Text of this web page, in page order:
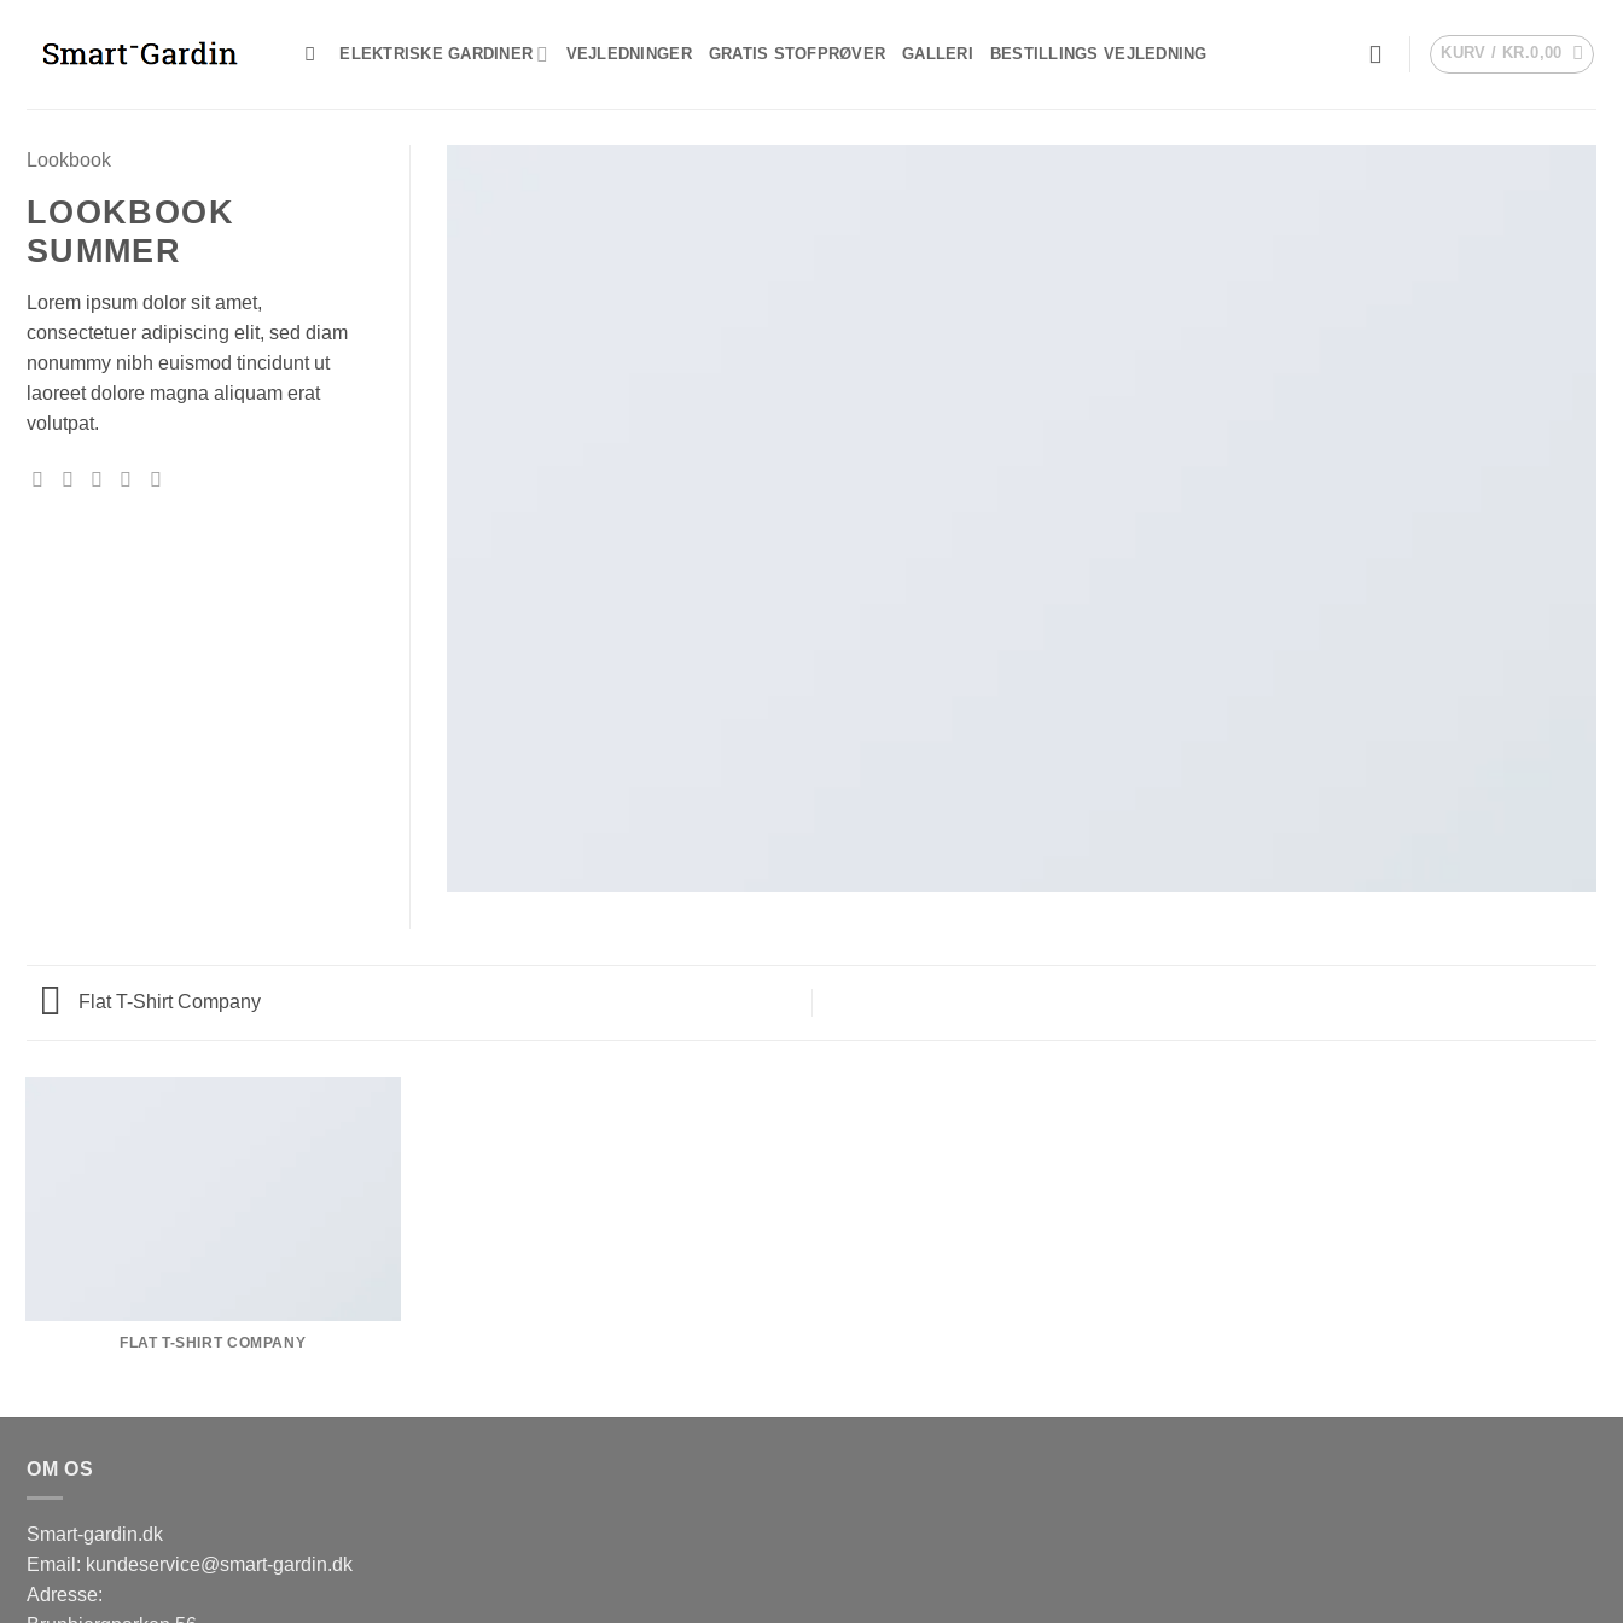
ELEKTRISKE GARDINER VEJLEDNINGER GRATIS STOFPRØVER GALLERI BESTILLINGS VEJLEDNING KURV / KR.0,00
Lookbook
LOOKBOOK
SUMMER
Lorem ipsum dolor sit amet,
consectetuer adipiscing elit, sed diam
nonummy nibh euismod tincidunt ut
laoreet dolore magna aliquam erat
volutpat.
Flat T-Shirt Company
FLAT T-SHIRT COMPANY
OM OS
Smart-gardin.dk
Email: kundeservice@smart-gardin.dk
Adresse: